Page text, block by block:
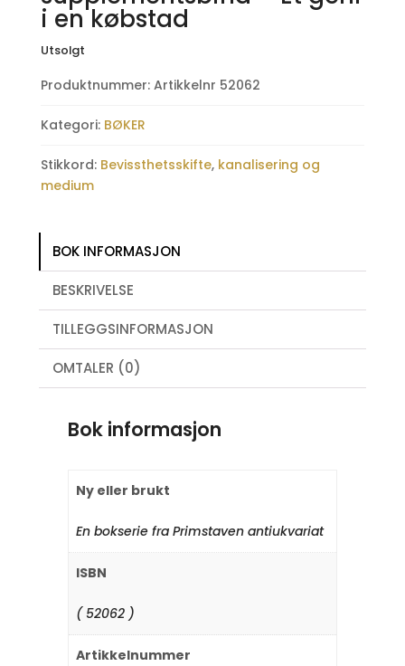
i en købstad
Utsolgt
Produktnummer: Artikkelnr 52062
Kategori: BØKER
Stikkord: Bevissthetsskifte, kanalisering og
medium
BOK INFORMASJON
BESKRIVELSE
TILLEGGSINFORMASJON
OMTALER (0)
Bok informasjon
Ny eller brukt
En bokserie fra Primstaven antiukvariat
ISBN
( 52062 )
Artikkelnummer